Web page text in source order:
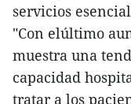
servicios
"Con elúltimo
muestra una
capacidad
tratar a los